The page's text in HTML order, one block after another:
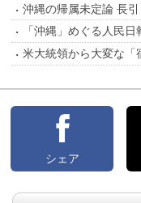
沖縄の帰属未定論 長
「沖縄」めぐる人民
米大統領から大変な「
シェア